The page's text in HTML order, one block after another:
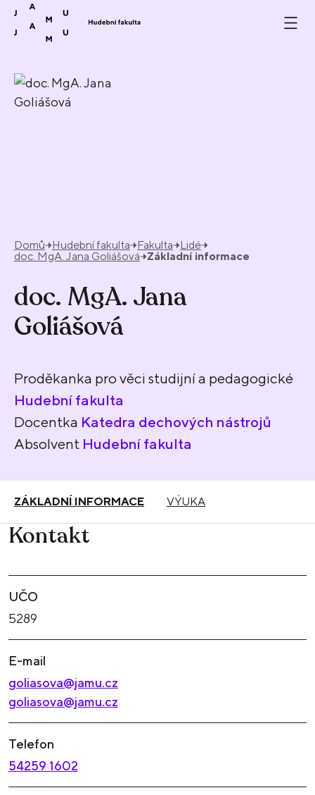
Přeskočit na obsah
Domů Hudební fakulta Fakulta
Lidé
doc. MgA. Jana Goliášová
Základní informace
doc. MgA. Jana
Goliášová
Proděkanka pro věci studijní a pedagogické
Hudební fakulta
Docentka Katedra dechových nástrojů
Absolvent Hudební fakulta
ZÁKLADNÍ INFORMACE VÝUKA
Kontakt
UČO
5289
E-mail
goliasova@jamu.cz
goliasova@jamu.cz
Telefon
54259 1602